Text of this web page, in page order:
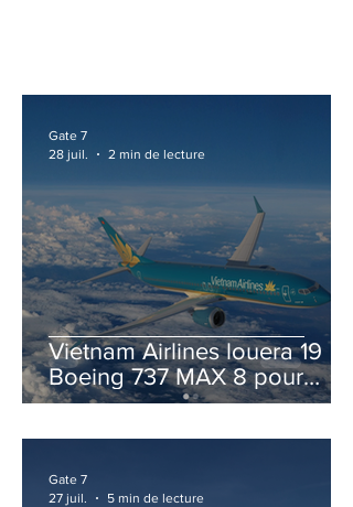
Vietnam Airlines louera 19
Boeing 737 MAX 8 pour
accélérer la modernisation
Gate 7
28 juil.
2 min de lecture
Gate 7
27 juil.
5 min de lecture